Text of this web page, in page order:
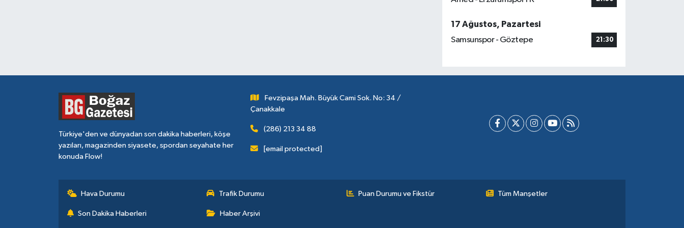
17 Ağustos, Pazartesi
Samsunspor - Göztepe
21:30
Türkiye'den ve dünyadan son dakika haberleri, köşe
yazıları, magazinden siyasete, spordan seyahate her
konuda Flow!
Fevzipaşa Mah. Büyük Cami Sok. No: 34 /
Çanakkale
(286) 213 34 88
[email protected]
Hava Durumu Trafik Durumu Puan Durumu ve Fikstür Tüm Manşetler
Son Dakika Haberleri Haber Arşivi